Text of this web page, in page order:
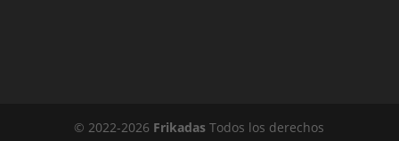
© 2022-2026 Frikadas Todos los derechos